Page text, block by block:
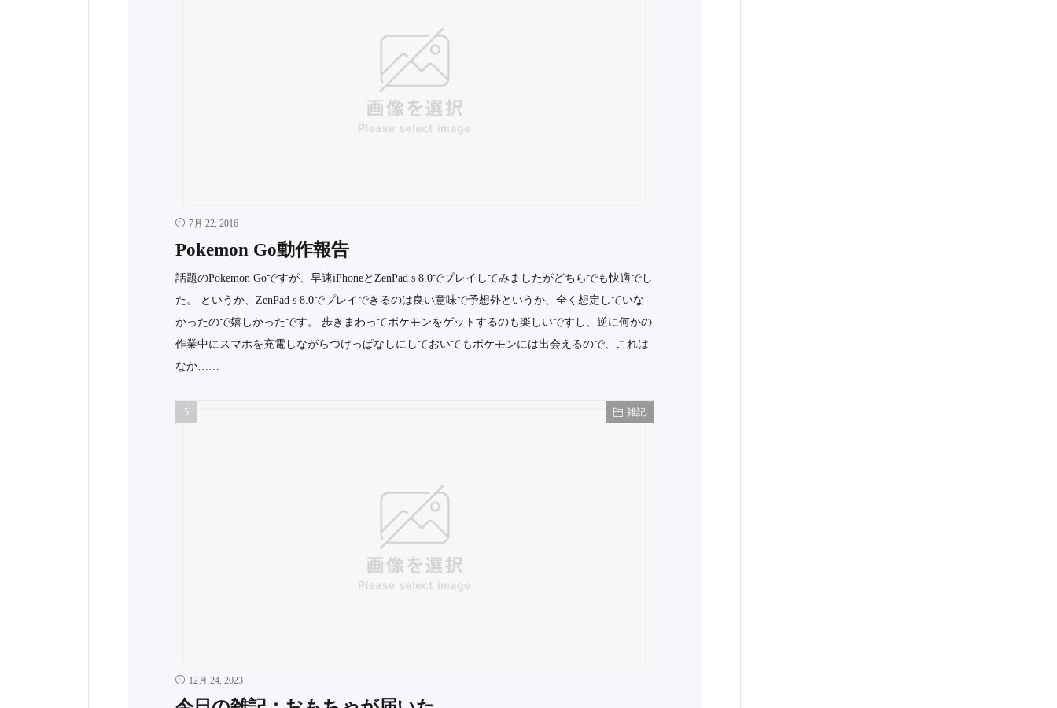
7月 22, 2016
Pokemon Go動作報告
話題のPokemon Goですが、早速iPhoneとZenPad s 8.0でプレイしてみましたがどちらでも快適でし
た。 というか、ZenPad s 8.0でプレイできるのは良い意味で予想外というか、全く想定していな
かったので嬉しかったです。 歩きまわってポケモンをゲットするのも楽しいですし、逆に何かの
作業中にスマホを充電しながらつけっぱなしにしておいてもポケモンには出会えるので、これは
なか……
雑記
12月 24, 2023